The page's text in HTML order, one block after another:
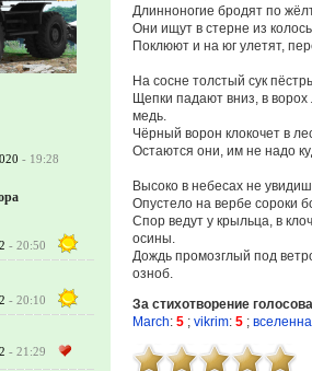
- 19:28
- 20:50
- 20:10
- 21:29
Длинноногие бродят по
Они ищут в стерне из
Поклюют и на юг улетят,
На сосне толстый сук
Щепки падают вниз, в
медь.
Чёрный ворон клокочет в
Остаются они, им не надо
Высоко в небесах не
Опустело на вербе сороки
Спор ведут у крыльца, в
осины.
Дождь промозглый под
озноб.
За стихотворение
March: 5 ; vikrim: 5 ;